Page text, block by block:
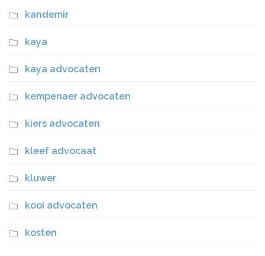
kandemir
kaya
kaya advocaten
kempenaer advocaten
kiers advocaten
kleef advocaat
kluwer
kooi advocaten
kosten